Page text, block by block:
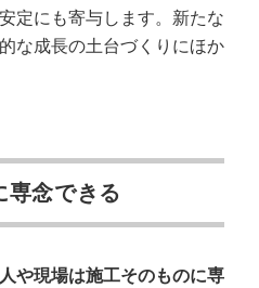
定にも寄与します。新たな
な成長の土台づくりにほか
専念できる
や現場は施工そのものに専